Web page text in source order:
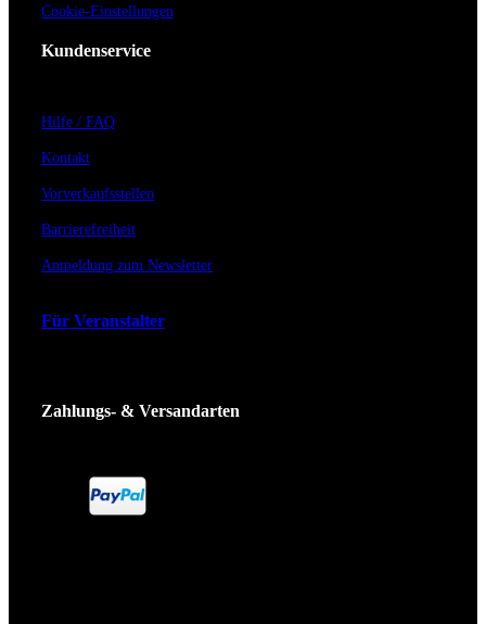
Cookie-Einstellungen
Kundenservice
Hilfe / FAQ
Kontakt
Vorverkaufsstellen
Barrierefreiheit
Anmeldung zum Newsletter
Für Veranstalter
Zahlungs- & Versandarten